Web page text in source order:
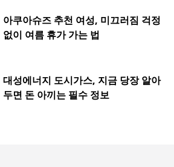
아쿠아슈즈 추천 여성, 미끄러짐 걱정
없이 여름 휴가 가는 법
대성에너지 도시가스, 지금 당장 알아
두면 돈 아끼는 필수 정보